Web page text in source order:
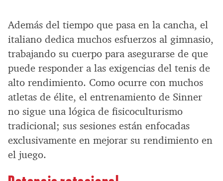
Además del tiempo que pasa en la cancha, el
italiano dedica muchos esfuerzos al gimnasio,
trabajando su cuerpo para asegurarse de que
puede responder a las exigencias del tenis de
alto rendimiento. Como ocurre con muchos
atletas de élite, el entrenamiento de Sinner
no sigue una lógica de fisicoculturismo
tradicional; sus sesiones están enfocadas
exclusivamente en mejorar su rendimiento en
el juego.